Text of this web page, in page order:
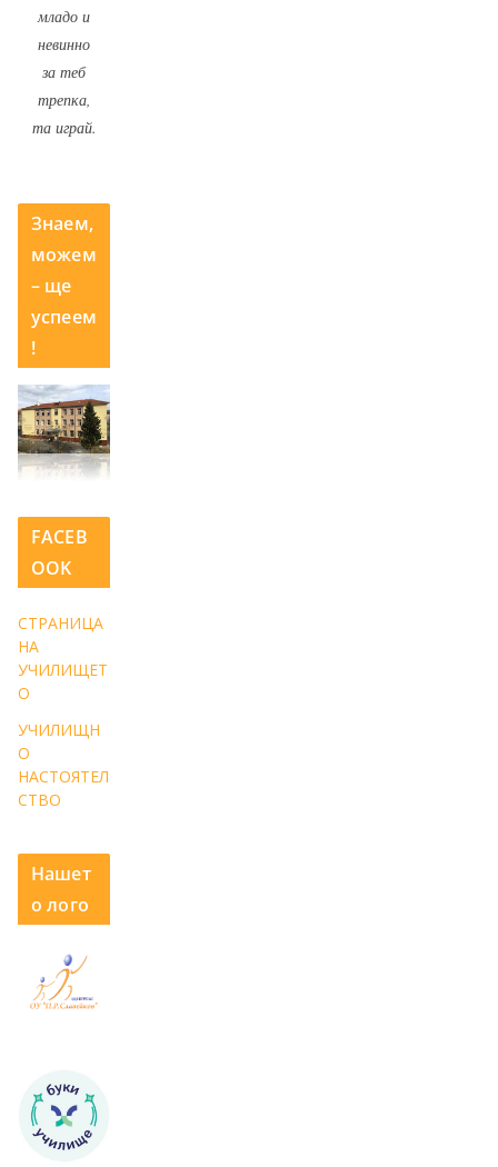
младо и
невинно
за теб
трепка,
та играй.
Знаем,
можем
– ще
успеем
!
FACEB
OOK
СТРАНИЦА
НА
УЧИЛИЩЕТ
О
УЧИЛИЩН
О
НАСТОЯТЕЛ
СТВО
Нашет
о лого